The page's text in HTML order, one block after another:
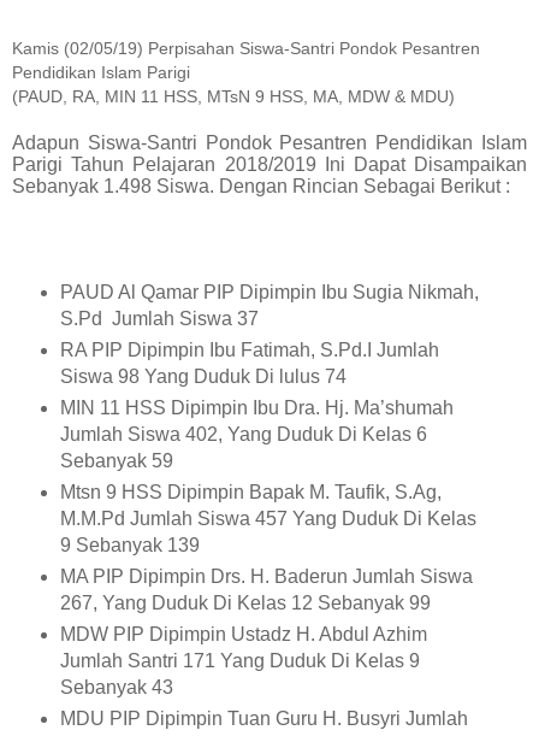
Kamis (02/05/19) Perpisahan Siswa-Santri Pondok Pesantren
Pendidikan Islam Parigi
(PAUD, RA, MIN 11 HSS, MTsN 9 HSS, MA, MDW & MDU)
Adapun Siswa-Santri Pondok Pesantren Pendidikan Islam
Parigi Tahun Pelajaran 2018/2019 Ini Dapat Disampaikan
Sebanyak 1.498 Siswa. Dengan Rincian Sebagai Berikut :
PAUD Al Qamar PIP Dipimpin Ibu Sugia Nikmah,
S.Pd Jumlah Siswa 37
RA PIP Dipimpin Ibu Fatimah, S.Pd.I Jumlah
Siswa 98 Yang Duduk Di lulus 74
MIN 11 HSS Dipimpin Ibu Dra. Hj. Ma’shumah
Jumlah Siswa 402, Yang Duduk Di Kelas 6
Sebanyak 59
Mtsn 9 HSS Dipimpin Bapak M. Taufik, S.Ag,
M.M.Pd Jumlah Siswa 457 Yang Duduk Di Kelas
9 Sebanyak 139
MA PIP Dipimpin Drs. H. Baderun Jumlah Siswa
267, Yang Duduk Di Kelas 12 Sebanyak 99
MDW PIP Dipimpin Ustadz H. Abdul Azhim
Jumlah Santri 171 Yang Duduk Di Kelas 9
Sebanyak 43
MDU PIP Dipimpin Tuan Guru H. Busyri Jumlah